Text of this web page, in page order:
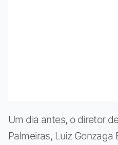
Um dia antes, o diretor
Palmeiras, Luiz